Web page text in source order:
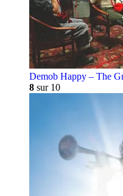
Demob Happy – The
8 sur 10